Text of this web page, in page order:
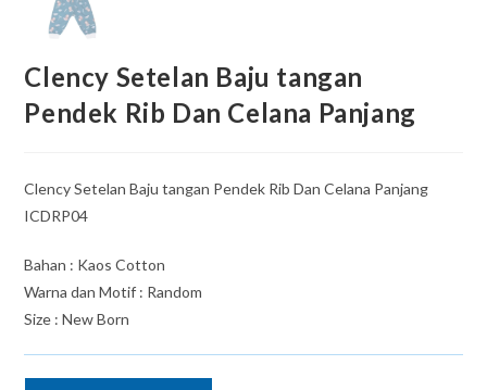
Clency Setelan Baju tangan
Pendek Rib Dan Celana Panjang
Clency Setelan Baju tangan Pendek Rib Dan Celana Panjang
ICDRP04
Bahan : Kaos Cotton
Warna dan Motif : Random
Size : New Born